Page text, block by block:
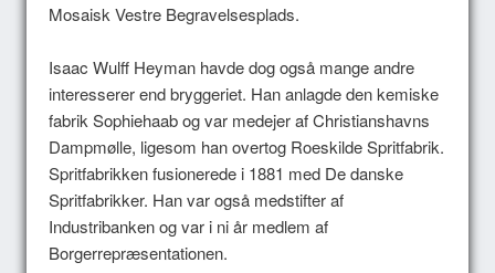
Mosaisk Vestre Begravelsesplads.
Isaac Wulff Heyman havde dog også mange andre
interesserer end bryggeriet. Han anlagde den kemiske
fabrik Sophiehaab og var medejer af Christianshavns
Dampmølle, ligesom han overtog Roeskilde Spritfabrik.
Spritfabrikken fusionerede i 1881 med De danske
Spritfabrikker. Han var også medstifter af
Industribanken og var i ni år medlem af
Borgerrepræsentationen.